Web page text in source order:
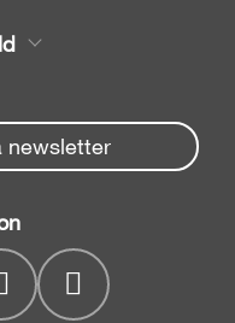
et
newsletter